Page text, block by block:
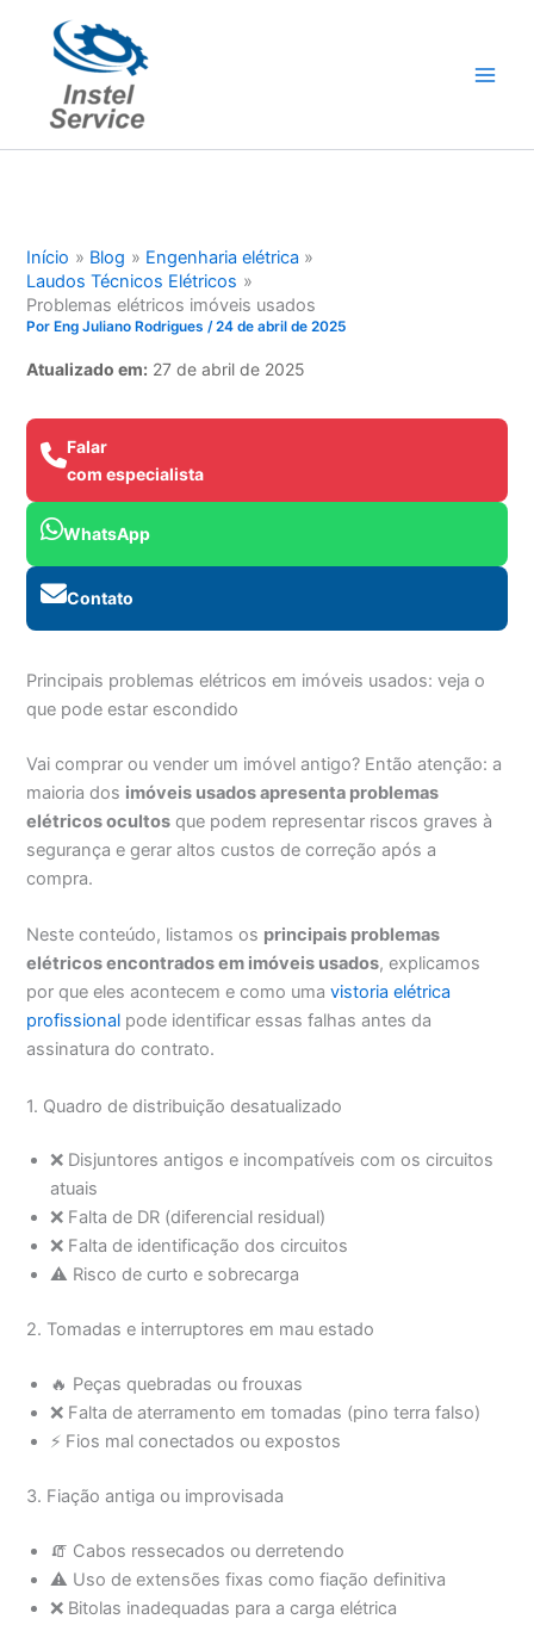
conteúdo
Início Blog
Engenharia elétrica
Laudos Técnicos Elétricos
Problemas elétricos imóveis usados
Por Eng Juliano Rodrigues/24 de abril de 2025
Atualizado em: 27 de abril de 2025
Falar
com especialista
WhatsApp
Contato
Principais problemas elétricos em imóveis usados: veja o
que pode estar escondido
Vai comprar ou vender um imóvel antigo? Então atenção: a
maioria dos imóveis usados apresenta problemas
elétricos ocultos que podem representar riscos graves à
segurança e gerar altos custos de correção após a
compra.
Neste conteúdo, listamos os principais problemas
elétricos encontrados em imóveis usados, explicamos
por que eles acontecem e como umavistoria elétrica
profissional pode identificar essas falhas antes da
assinatura do contrato.
1. Quadro de distribuição desatualizado
❌ Disjuntores antigos e incompatíveis com os circuitos
atuais
❌ Falta de DR (diferencial residual)
❌ Falta de identificação dos circuitos
⚠️ Risco de curto e sobrecarga
2. Tomadas e interruptores em mau estado
🔥 Peças quebradas ou frouxas
❌ Falta de aterramento em tomadas (pino terra falso)
⚡ Fios mal conectados ou expostos
3. Fiação antiga ou improvisada
🧯 Cabos ressecados ou derretendo
⚠️ Uso de extensões fixas como fiação definitiva
❌ Bitolas inadequadas para a carga elétrica